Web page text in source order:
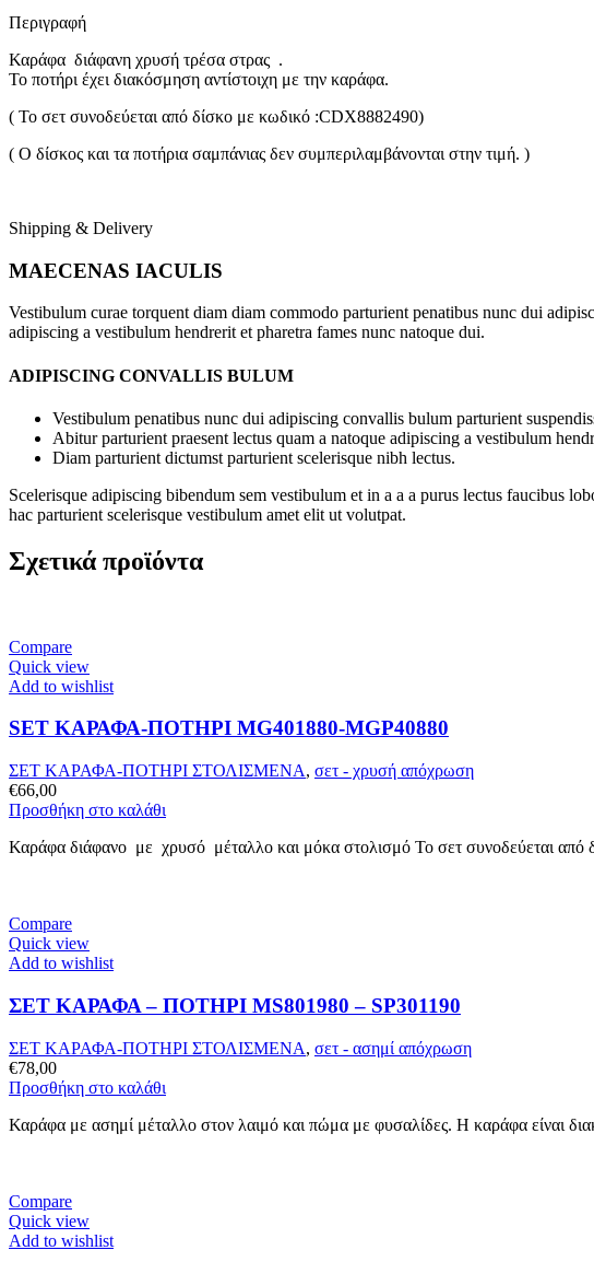
Περιγραφή
Καράφα διάφανη χρυσή τρέσα στρας .
Το ποτήρι έχει διακόσμηση αντίστοιχη με την καράφα.
( Το σετ συνοδεύεται από δίσκο με κωδικό :CDX8882490)
( Ο δίσκος και τα ποτήρια σαμπάνιας δεν συμπεριλαμβάνονται στην τιμή. )
Shipping & Delivery
MAECENAS IACULIS
Vestibulum curae torquent diam diam commodo parturient penatibus nunc dui
adipiscing a vestibulum hendrerit et pharetra fames nunc natoque dui.
ADIPISCING CONVALLIS BULUM
Vestibulum penatibus nunc dui adipiscing convallis bulum parturient
Abitur parturient praesent lectus quam a natoque adipiscing a vestibulum
Diam parturient dictumst parturient scelerisque nibh lectus.
Scelerisque adipiscing bibendum sem vestibulum et in a a a purus lectus faucibus
hac parturient scelerisque vestibulum amet elit ut volutpat.
Σχετικά προϊόντα
Compare
Quick view
Add to wishlist
SET ΚΑΡΑΦΑ-ΠΟΤΗΡΙ MG401880-MGP40880
ΣΕΤ ΚΑΡΑΦΑ-ΠΟΤΗΡΙ ΣΤΟΛΙΣΜΕΝΑ, σετ - χρυσή απόχρωση
€66,00
Προσθήκη στο καλάθι
Καράφα διάφανο με χρυσό μέταλλο και μόκα στολισμό Το σετ συνοδεύεται από
Compare
Quick view
Add to wishlist
ΣΕΤ ΚΑΡΑΦΑ – ΠΟΤHΡΙ MS801980 – SP301190
ΣΕΤ ΚΑΡΑΦΑ-ΠΟΤΗΡΙ ΣΤΟΛΙΣΜΕΝΑ, σετ - ασημί απόχρωση
€78,00
Προσθήκη στο καλάθι
Καράφα με ασημί μέταλλο στον λαιμό και πώμα με φυσαλίδες. Η καράφα είναι
Compare
Quick view
Add to wishlist